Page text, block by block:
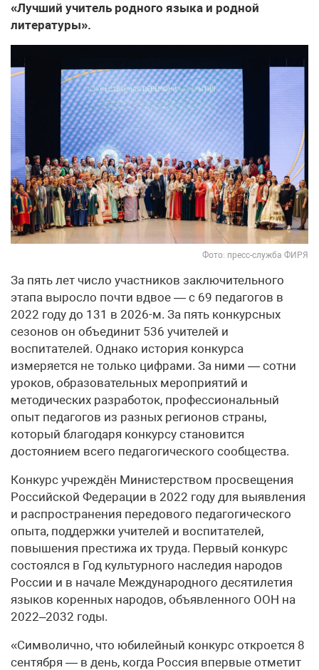
«Лучший учитель родного языка и родной
литературы».
Фото: пресс-служба ФИРЯ
За пять лет число участников заключительного
этапа выросло почти вдвое — с 69 педагогов в
2022 году до 131 в 2026-м. За пять конкурсных
сезонов он объединит 536 учителей и
воспитателей. Однако история конкурса
измеряется не только цифрами. За ними — сотни
уроков, образовательных мероприятий и
методических разработок, профессиональный
опыт педагогов из разных регионов страны,
который благодаря конкурсу становится
достоянием всего педагогического сообщества.
Конкурс учреждён Министерством просвещения
Российской Федерации в 2022 году для выявления
и распространения передового педагогического
опыта, поддержки учителей и воспитателей,
повышения престижа их труда. Первый конкурс
состоялся в Год культурного наследия народов
России и в начале Международного десятилетия
языков коренных народов, объявленного ООН на
2022–2032 годы.
«Символично, что юбилейный конкурс откроется 8
сентября — в день, когда Россия впервые отметит